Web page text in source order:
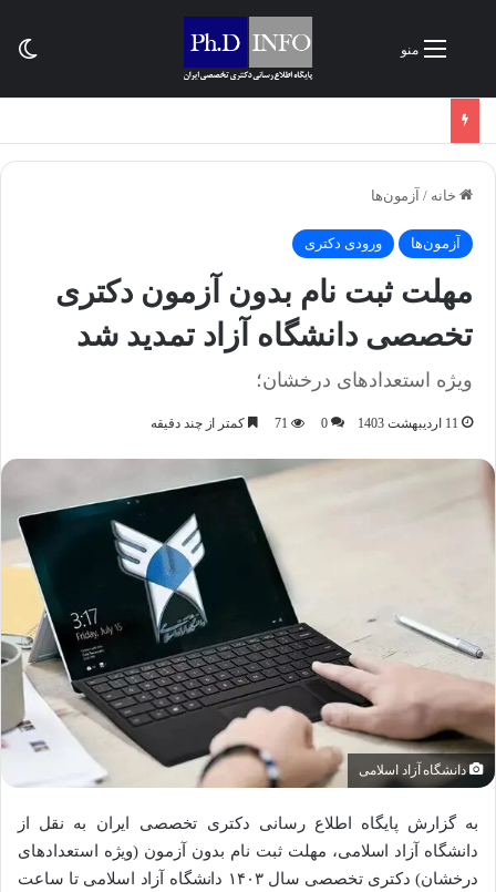
منو
خانه / آزمون‌ها
آزمون‌ها ورودی دکتری
مهلت ثبت نام بدون آزمون دکتری
تخصصی دانشگاه آزاد تمدید شد
ویژه استعدادهای درخشان؛
11 اردیبهشت 1403 0
71 کمتر از چند دقیقه
دانشگاه آزاد اسلامی
به گزارش پایگاه اطلاع رسانی دکتری تخصصی ایران به نقل از
دانشگاه آزاد اسلامی، مهلت ثبت نام بدون آزمون (ویژه استعدادهای
درخشان) دکتری تخصصی سال ۱۴۰۳ دانشگاه آزاد اسلامی تا ساعت